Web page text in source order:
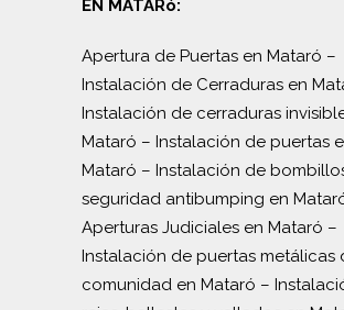
EN MATARó:
Apertura de Puertas en Mataró –
Instalación de Cerraduras en
Instalación de cerraduras
Mataró – Instalación de puertas
Mataró – Instalación de
seguridad antibumping en
Aperturas Judiciales en Mataró –
Instalación de puertas metálicas
comunidad en Mataró –